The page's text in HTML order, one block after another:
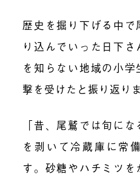
歴史を掘り下げる中
り込んでいった日下
を知らない地域の小
撃を受けたと振り返りま
「昔、尾鷲では旬に
を剥いて冷蔵庫に常
す。砂糖やハチミツを